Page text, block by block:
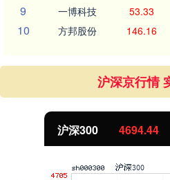
9 一博科技 53.33
10 方邦股份 146.16
沪深京行情
沪深300 4694.44